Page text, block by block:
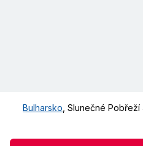
Bulharsko Slunečné Pobřeží